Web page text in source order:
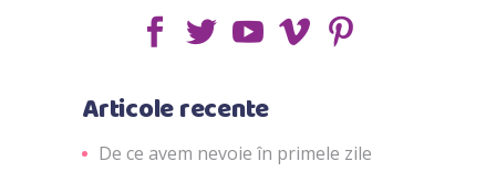
Articole recente
De ce avem nevoie în primele zile